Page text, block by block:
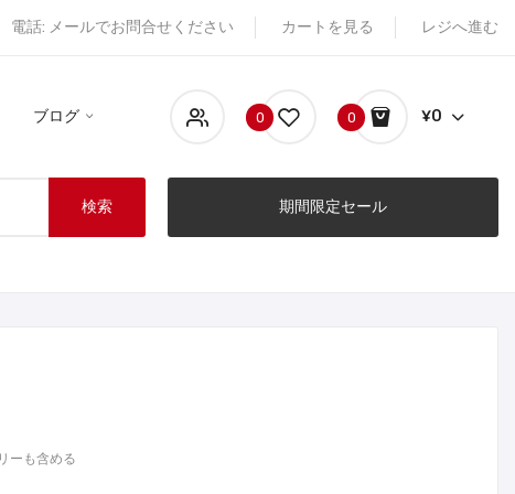
電話: メールでお問合せください カートを見る レジへ進む
ブログ 0 0 ¥0
検索 期間限定セール
ーも含める